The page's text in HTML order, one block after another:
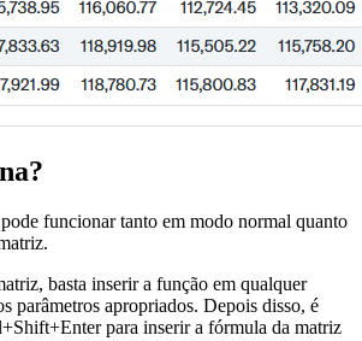
funcionar tanto em modo normal quanto
basta inserir a função em qualquer
parâmetros apropriados. Depois disso, é
para inserir a fórmula da matriz